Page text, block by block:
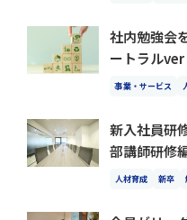
社内勉強会
ートラルver
事業・サービス
新入社員研
部講師研修
人材育成 新卒